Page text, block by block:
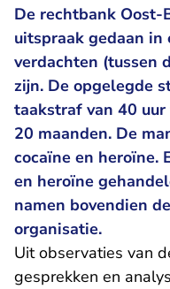
De rechtbank Oost-
uitspraak gedaan in
verdachten (tussen
zijn. De opgelegde
taakstraf van 40
20 maanden. De
cocaïne en heroïne.
en heroïne
namen bovendien
organisatie.
Uit observaties van
gesprekken en